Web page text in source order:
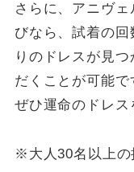
さらに、アニヴ
びなら、試着の
りのドレスが見
だくことが可能で
ぜひ運命のドレス
※大人30名以上の